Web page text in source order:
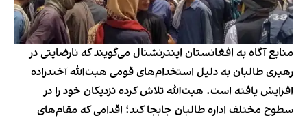
منابع آگاه به افغانستان اینترنشنال می‌گویند که نارضایتی در
رهبری طالبان به دلیل استخدام‌های قومی هبت‌الله آخندزاده
افزایش یافته است. هبت‌الله تلاش کرده نزدیکان خود را در
سطوح مختلف اداره طالبان جابجا کند؛ اقدامی که مقام‌های